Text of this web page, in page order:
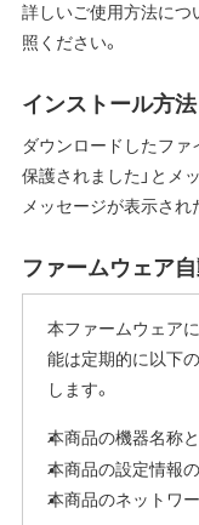
詳しいご使用方法に
照ください。
インストール方法
ダウンロードしたファ
保護されました」とメ
メッセージが表示され
ファームウェア
本ファームウェア
能は定期的に以下
します。
本商品の機器名称
本商品の設定情報
本商品のネットワ